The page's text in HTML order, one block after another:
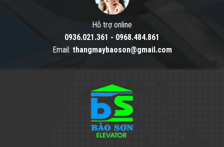
Hỗ trợ online
0936.021.361 - 0968.484.861
Email: thangmaybaoson@gmail.com